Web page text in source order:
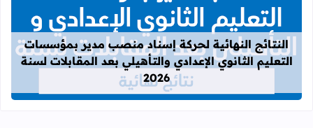
قراءة المزيد عن النتائج النهائية
النتائج النهائية لحركة إسناد منصب مدير بمؤسسات
التعليم الثانوي الإعدادي والتأهيلي بعد المقابلات لسنة
2026